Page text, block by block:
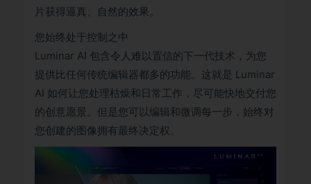
片获得逼真、自然的效果。
您始终处于控制之中
Luminar AI 包含令人难以置信的下一代技术，为您
提供比任何传统编辑器都多的功能。这就是 Luminar
AI 如何让您处理枯燥和日常工作，尽可能快地交付您
的创意愿景。但是您可以编辑和微调每一步，始终对
您创建的图像拥有最终决定权。